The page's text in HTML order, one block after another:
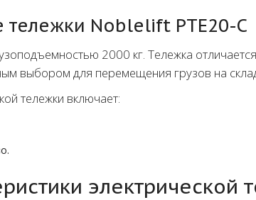
Noblelift PTE20-C
2000 кг. Тележка
выбором для перемещения грузов на
тележки включает:
электрической